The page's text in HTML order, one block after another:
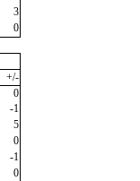
3
0
+/-
0
-1
5
0
-1
0